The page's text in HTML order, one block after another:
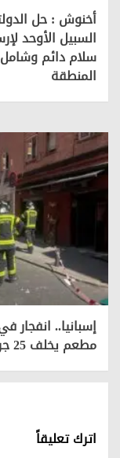
أخنوش : حل
السبيل الأوحد
سلام دائم
المنطقة
إسبانيا.. انفجار
مطعم يخلف 25 جريحا
اترك تعليقاً